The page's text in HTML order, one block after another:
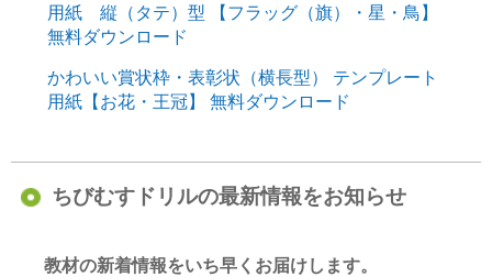
用紙 縦（タテ）型 【フラッグ（旗）・星・鳥】
無料ダウンロード
かわいい賞状枠・表彰状（横長型） テンプレート
用紙【お花・王冠】 無料ダウンロード
ちびむすドリルの最新情報をお知らせ
教材の新着情報をいち早くお届けします。